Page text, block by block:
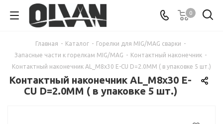
0
Главная - Каталог - Горелки для MIG/MAG сварки -
Запасные части к горелкам MIG/MAG - Контактный наконечник -
Контактный наконечник AL_M8x30 E-CU D=2.0MM ( в упаковке 5 шт.)
Контактный наконечник AL_M8x30 E-
CU D=2.0MM ( в упаковке 5 шт.)